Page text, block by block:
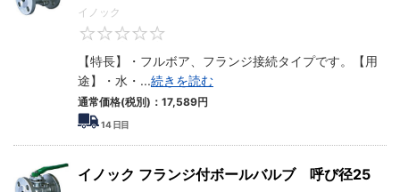
イノック
【特長】・フルボア、フランジ接続タイプです。【用
途】・水・ ...続きを読む
通常価格(税別)： 17,589円
14日目
イノック フランジ付ボールバルブ 呼び径25